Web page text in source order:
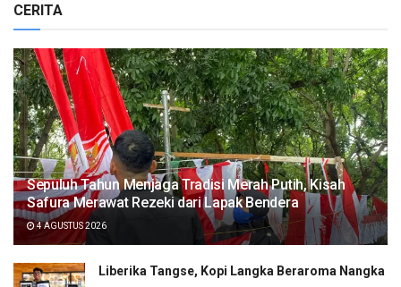
CERITA
Sepuluh Tahun Menjaga Tradisi Merah Putih, Kisah
Safura Merawat Rezeki dari Lapak Bendera
4 AGUSTUS 2026
Liberika Tangse, Kopi Langka Beraroma Nangka